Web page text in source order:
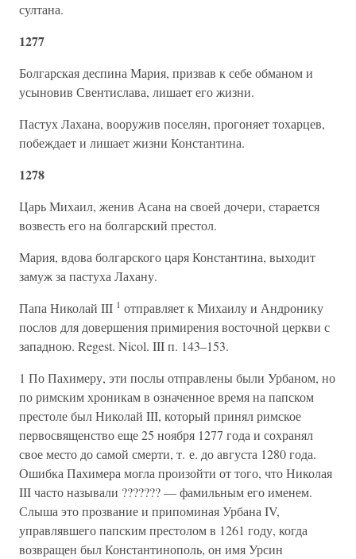
султана.
1277
Болгарская деспина Мария, призвав к себе обманом и
усыновив Свентислава, лишает его жизни.
Пастух Лахана, вооружив поселян, прогоняет тохарцев,
побеждает и лишает жизни Константина.
1278
Царь Михаил, женив Асана на своей дочери, старается
возвесть его на болгарский престол.
Мария, вдова болгарского царя Константина, выходит
замуж за пастуха Лахану.
Папа Николай III 1 отправляет к Михаилу и Андронику
послов для довершения примирения восточной церкви с
западною. Regest. Nicol. III п. 143–153.
1 По Пахимеру, эти послы отправлены были Урбаном, но
по римским хроникам в означенное время на папском
престоле был Николай III, который принял римское
первосвященство еще 25 ноября 1277 года и сохранял
свое место до самой смерти, т. е. до августа 1280 года.
Ошибка Пахимера могла произойти от того, что Николая
III часто называли ??????? — фамильным его именем.
Слыша это прозвание и припоминая Урбана IV,
управлявшего папским престолом в 1261 году, когда
возвращен был Константинополь, он имя Урсин